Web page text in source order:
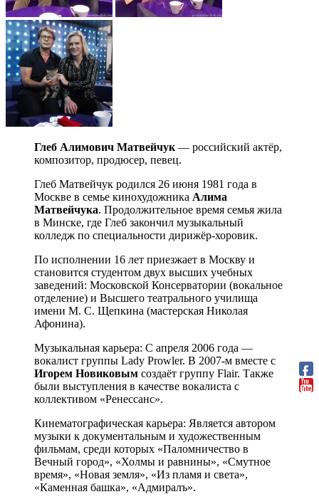
Глеб Алимович Матвейчук — российский актёр,
композитор, продюсер, певец.
Глеб Матвейчук родился 26 июня 1981 года в
Москве в семье кинохудожника Алима
Матвейчука. Продолжительное время семья жила
в Минске, где Глеб закончил музыкальный
колледж по специальности дирижёр-хоровик.
По исполнении 16 лет приезжает в Москву и
становится студентом двух высших учебных
заведений: Московской Консерватории (вокальное
отделение) и Высшего театрального училища
имени М. С. Щепкина (мастерская Николая
Афонина).
Музыкальная карьера: С апреля 2006 года —
вокалист группы Lady Prowler. В 2007-м вместе с
Игорем Новиковым создаёт группу Flair. Также
были выступления в качестве вокалиста с
коллективом «Ренессанс».
Кинематографическая карьера: Является автором
музыки к документальным и художественным
фильмам, среди которых «Паломничество в
Вечный город», «Холмы и равнины», «Смутное
время», «Новая земля», «Из пламя и света»,
«Каменная башка», «Адмиралъ».